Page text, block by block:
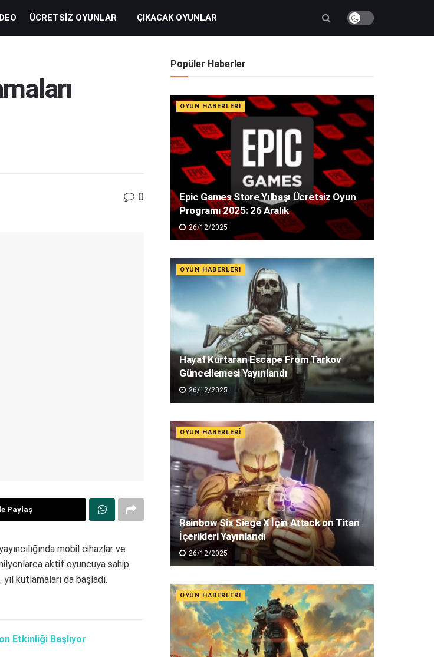
ÜCRETSIZ OYUNLAR ÇIKACAK OYUNLAR
0
Paylaş
mobil cihazlar ve
aktif oyuncuya sahip.
yıl kutlamaları da başladı.
Etkinliği Başlıyor
Popüler Haberler
OYUN HABERLERI
Epic Games Store Yılbaşı Ücretsiz Oyun
Programı 2025: 26 Aralık
26/12/2025
OYUN HABERLERI
Hayat Kurtaran Escape From Tarkov
Güncellemesi Yayınlandı
26/12/2025
OYUN HABERLERI
Rainbow Six Siege X İçin Attack on Titan
İçerikleri Yayınlandı
26/12/2025
OYUN HABERLERI